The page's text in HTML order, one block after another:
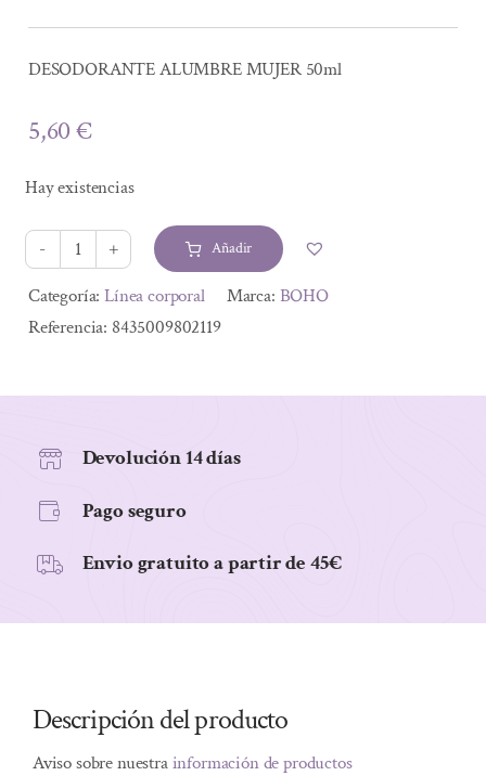
DESODORANTE ALUMBRE MUJER 50ml
5,60€
Hay existencias
DESODORANTE
ALUMBRE
MUJER
Añadir
Alternative:
Categoría:Línea corporal Marca: BOHO
Referencia: 8435009802119
Devolución 14 días
Pago seguro
Envio gratuito a partir de 45€
Descripción del producto
Aviso sobre nuestrainformación de productos